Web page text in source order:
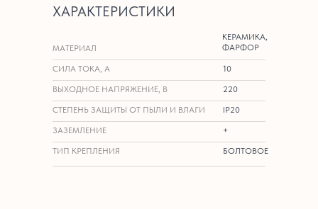
МАТЕРИАЛ
КЕРАМИКА,
ФАРФОР
СИЛА ТОКА, А 10
ВЫХОДНОЕ НАПРЯЖЕНИЕ, В 220
СТЕПЕНЬ ЗАЩИТЫ ОТ ПЫЛИ И ВЛАГИ IP20
ЗАЗЕМЛЕНИЕ +
ТИП КРЕПЛЕНИЯ БОЛТОВОЕ
ХАРАКТЕРИСТИКИ